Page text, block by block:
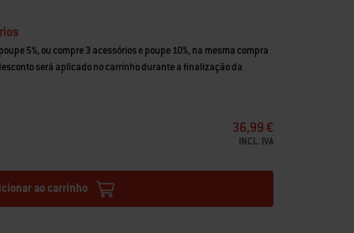
para se adaptar a vários grelhadores
Grilling Hub (vendido separadamente)
5%, ou compre 3 acessórios e poupe 10%, na mesma compra
será aplicado no carrinho durante a finalização da
36,99 €
INCL. IVA
ao carrinho